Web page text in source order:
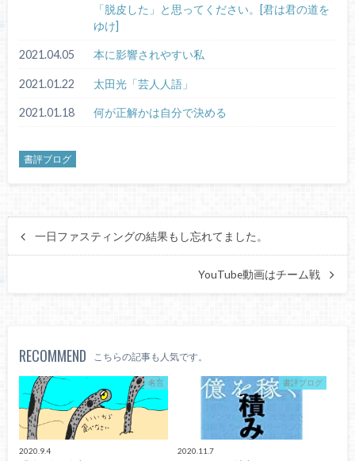
「脱皮した」と思ってください。[君は君の道を
ゆけ]
2021.04.05 本に影響されやすい私
2021.01.22 太田光「芸人人語」
2021.01.18 何が正解かは自分で決める
書評ブログ
一日ファスティングの結果もし忘れてました。
YouTube動画はチーム戦
RECOMMEND こちらの記事も人気です。
名言
2020.9.4
書評ブログ
2020.11.7